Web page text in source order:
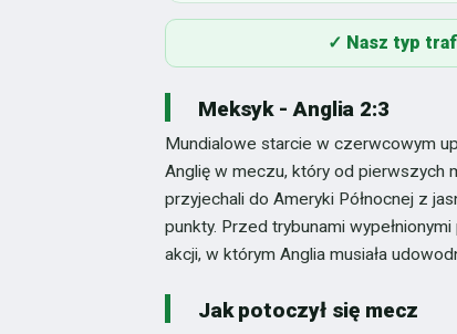
✓ Nasz typ
Meksyk - Anglia 2:3
Mundialowe starcie w czerwcowym
Anglię w meczu, który od pierwszych
przyjechali do Ameryki Północnej z
punkty. Przed trybunami
akcji, w którym Anglia musiała
Jak potoczył się mecz